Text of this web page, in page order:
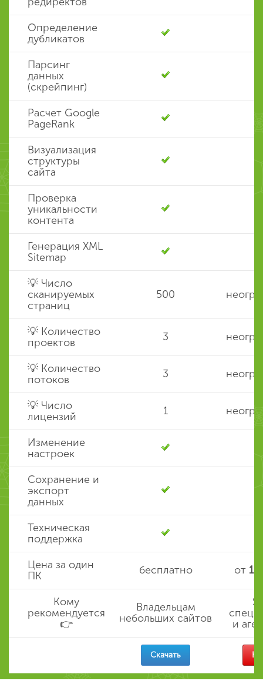
Определение
дубликатов
Парсинг
данных
(скрейпинг)
Расчет Google
PageRank
Визуализация
структуры
сайта
Проверка
уникальности
контента
Генерация XML
Sitemap
💡 Число
сканируемых
страниц
500
💡 Количество
проектов
3
💡 Количество
потоков
3
💡 Число
лицензий
1
Изменение
настроек
Сохранение и
экспорт
данных
Техническая
поддержка
Цена за один
ПК
бесплатно от
Кому
рекомендуется
👉
Владельцам
небольших сайтов
и
Скачать